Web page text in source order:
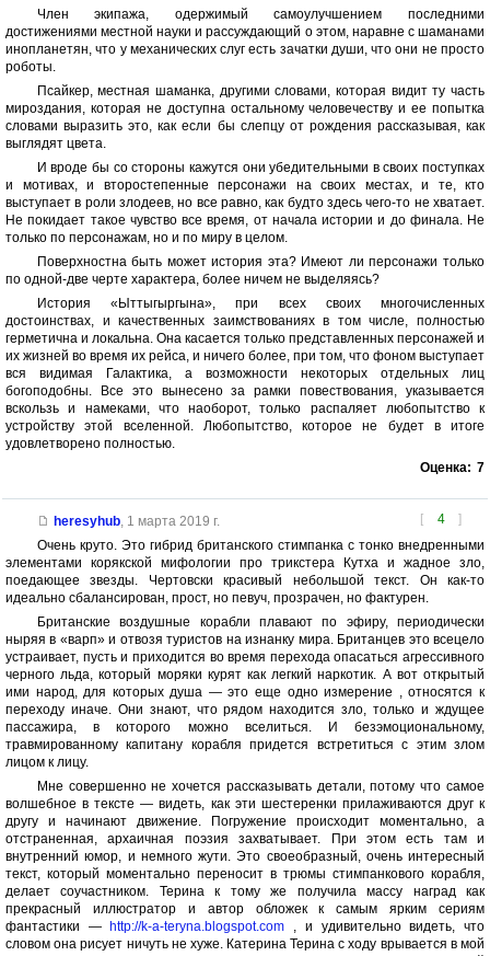
Член экипажа, одержимый самоулучшением последними
достижениями местной науки и рассуждающий о этом, наравне с шаманами
инопланетян, что у механических слуг есть зачатки души, что они не просто
роботы.
Псайкер, местная шаманка, другими словами, которая видит ту часть
мироздания, которая не доступна остальному человечеству и ее попытка
словами выразить это, как если бы слепцу от рождения рассказывая, как
выглядят цвета.
И вроде бы со стороны кажутся они убедительными в своих поступках
и мотивах, и второстепенные персонажи на своих местах, и те, кто
выступает в роли злодеев, но все равно, как будто здесь чего-то не хватает.
Не покидает такое чувство все время, от начала истории и до финала. Не
только по персонажам, но и по миру в целом.
Поверхностна быть может история эта? Имеют ли персонажи только
по одной-две черте характера, более ничем не выделяясь?
История «Ыттыгыргына», при всех своих многочисленных
достоинствах, и качественных заимствованиях в том числе, полностью
герметична и локальна. Она касается только представленных персонажей и
их жизней во время их рейса, и ничего более, при том, что фоном выступает
вся видимая Галактика, а возможности некоторых отдельных лиц
богоподобны. Все это вынесено за рамки повествования, указывается
вскользь и намеками, что наоборот, только распаляет любопытство к
устройству этой вселенной. Любопытство, которое не будет в итоге
удовлетворено полностью.
Оценка: 7
[ 4 ]
heresyhub, 1 марта 2019 г.
Очень круто. Это гибрид британского стимпанка с тонко внедренными
элементами корякской мифологии про трикстера Кутха и жадное зло,
поедающее звезды. Чертовски красивый небольшой текст. Он как-то
идеально сбалансирован, прост, но певуч, прозрачен, но фактурен.
Британские воздушные корабли плавают по эфиру, периодически
ныряя в «варп» и отвозя туристов на изнанку мира. Британцев это всецело
устраивает, пусть и приходится во время перехода опасаться агрессивного
черного льда, который моряки курят как легкий наркотик. А вот открытый
ими народ, для которых душа — это еще одно измерение , относятся к
переходу иначе. Они знают, что рядом находится зло, только и ждущее
пассажира, в которого можно вселиться. И безэмоциональному,
травмированному капитану корабля придется встретиться с этим злом
лицом к лицу.
Мне совершенно не хочется рассказывать детали, потому что самое
волшебное в тексте — видеть, как эти шестеренки прилаживаются друг к
другу и начинают движение. Погружение происходит моментально, а
отстраненная, архаичная поэзия захватывает. При этом есть там и
внутренний юмор, и немного жути. Это своеобразный, очень интересный
текст, который моментально переносит в трюмы стимпанкового корабля,
делает соучастником. Терина к тому же получила массу наград как
прекрасный иллюстратор и автор обложек к самым ярким сериям
фантастики —
http://k-a-teryna.blogspot.com , и удивительно видеть, что
словом она рисует ничуть не хуже. Катерина Терина с ходу врывается в мой